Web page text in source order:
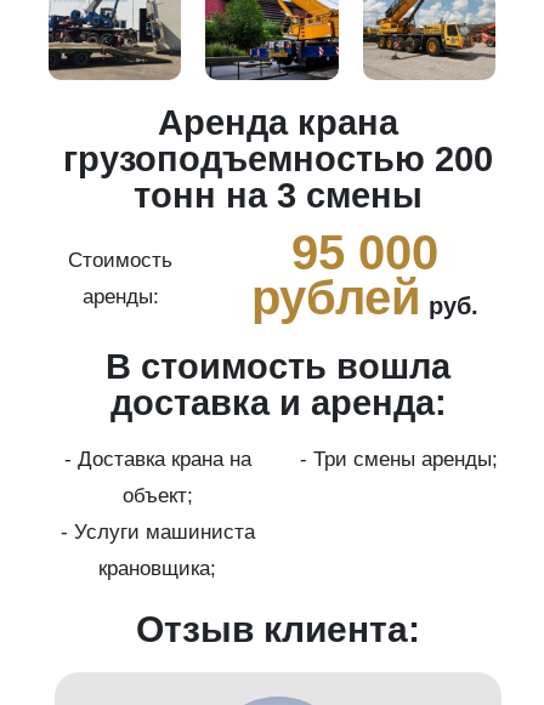
Аренда крана
грузоподъемностью 200
тонн на 3 смены
Стоимость
аренды:
95 000
рублей руб.
В стоимость вошла
доставка и аренда:
- Доставка крана на
объект;
- Три смены аренды;
- Услуги машиниста
крановщика;
Отзыв клиента: